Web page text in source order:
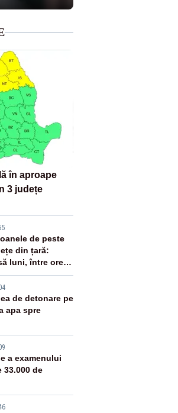
în aproape
3 județe
de peste
din țară:
luni, între orele
de detonare pe
apa spre
a examenului
33.000 de